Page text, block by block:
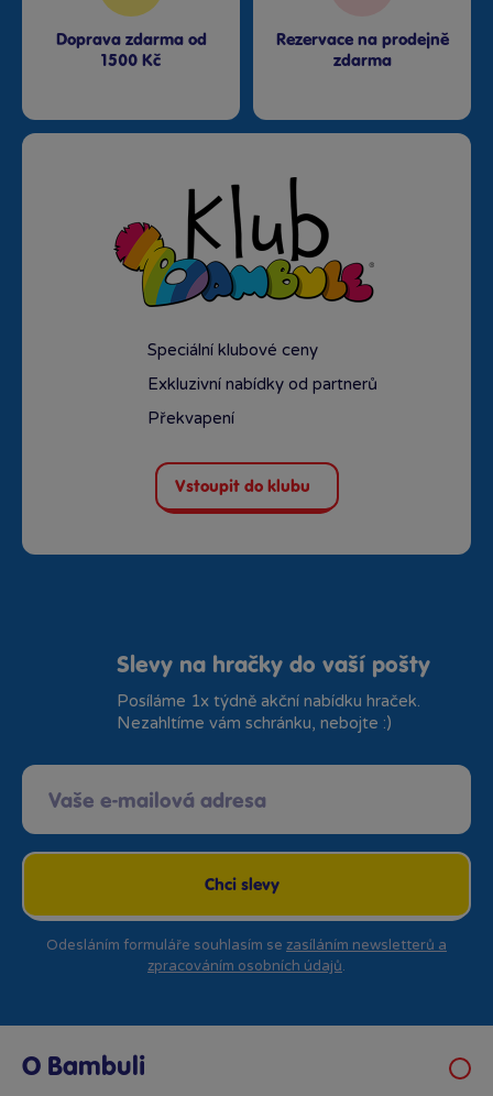
Doprava zdarma od
1500 Kč
Rezervace na prodejně
zdarma
Speciální klubové ceny
Exkluzivní nabídky od partnerů
Překvapení
Vstoupit do klubu
Slevy na hračky do vaší pošty
Posíláme 1x týdně akční nabídku hraček.
Nezahltíme vám schránku, nebojte :)
Chci slevy
Odesláním formuláře souhlasím se zasíláním newsletterů a
zpracováním osobních údajů.
O Bambuli